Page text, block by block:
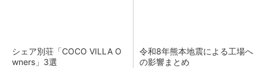
シェア別荘「COCO VILLA O
wners」3選
令和8年熊本地震による工場へ
の影響まとめ